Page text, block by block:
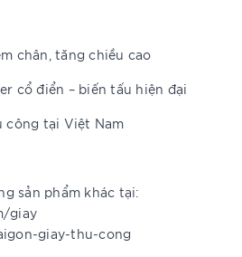
chân, tăng chiều cao
cổ điển – biến tấu hiện đại
công tại Việt Nam
sản phẩm khác tại:
giay
giay-thu-cong